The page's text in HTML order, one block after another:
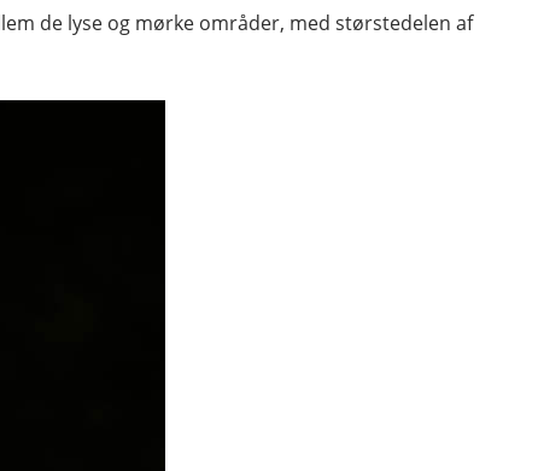
de lyse og mørke områder, med størstedelen af